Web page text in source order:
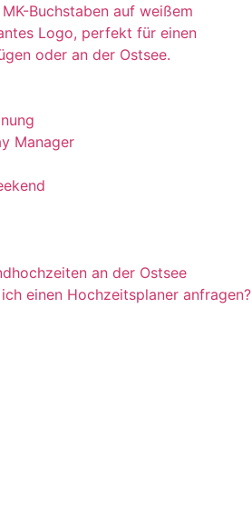
Manager
an der Ostsee
einen Hochzeitsplaner anfragen?